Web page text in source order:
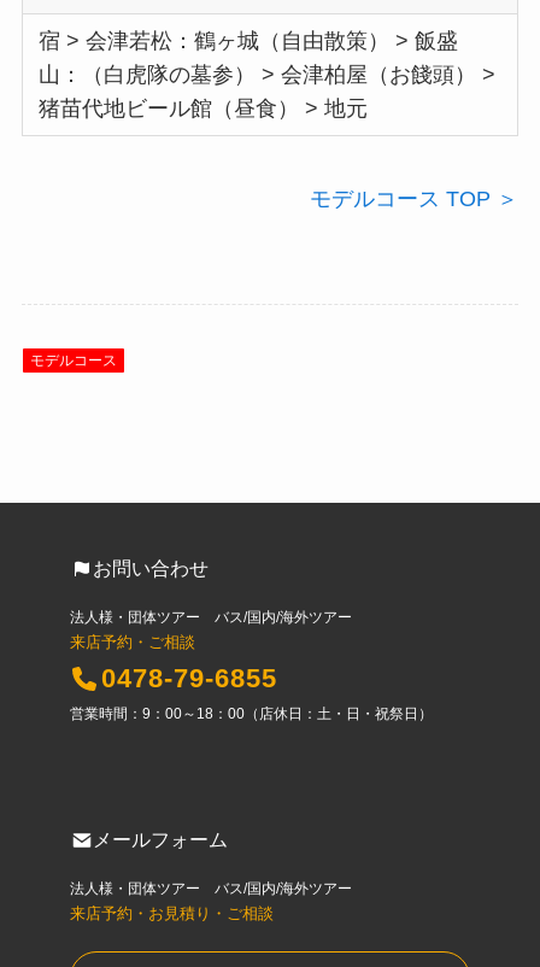
宿 > 会津若松：鶴ヶ城（自由散策） > 飯盛
山：（白虎隊の墓参） > 会津柏屋（お餞頭） >
猪苗代地ビール館（昼食） > 地元
モデルコース TOP ＞
モデルコース
お問い合わせ
法人様・団体ツアー バス/国内/海外ツアー
来店予約・ご相談
0478-79-6855
営業時間：9：00～18：00（店休日：土・日・祝祭日）
メールフォーム
法人様・団体ツアー バス/国内/海外ツアー
来店予約・お見積り・ご相談